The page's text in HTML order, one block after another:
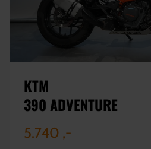
KTM
390 ADVENTURE
5.740 ,-